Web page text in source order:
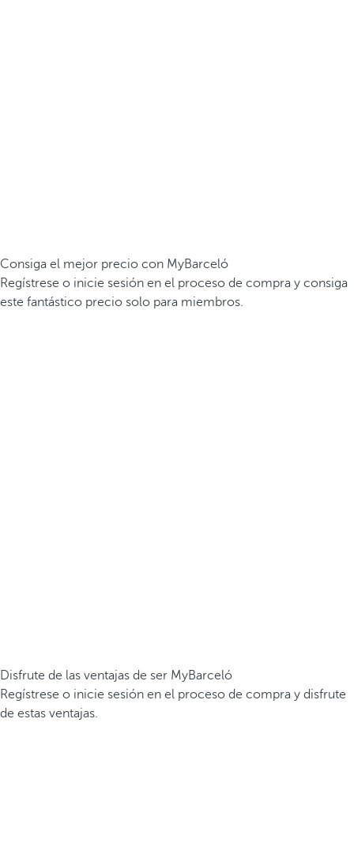
Consiga el mejor precio con MyBarceló
Regístrese o inicie sesión en el proceso de compra y consiga
este fantástico precio solo para miembros.
Disfrute de las ventajas de ser MyBarceló
Regístrese o inicie sesión en el proceso de compra y disfrute
de estas ventajas.